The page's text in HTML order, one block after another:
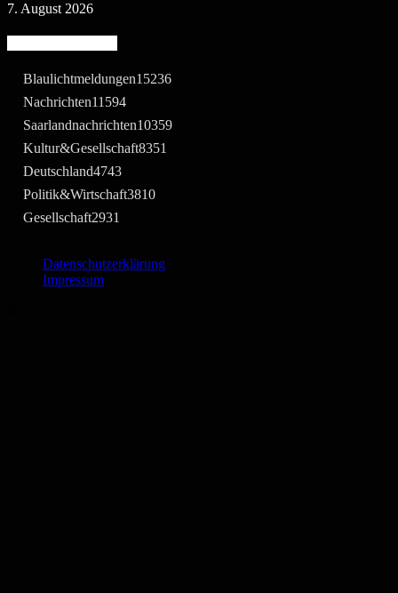
7. August 2026
Blaulichtmeldungen15236
Nachrichten11594
Saarlandnachrichten10359
Kultur&Gesellschaft8351
Deutschland4743
Politik&Wirtschaft3810
Gesellschaft2931
Datenschutzerklärung
Impressum